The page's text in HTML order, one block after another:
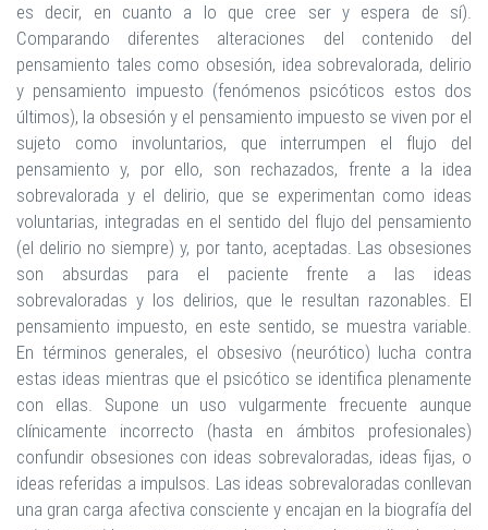
es decir, en cuanto a lo que cree ser y espera de sí).
Comparando diferentes alteraciones del contenido del
pensamiento tales como obsesión, idea sobrevalorada, delirio
y pensamiento impuesto (fenómenos psicóticos estos dos
últimos), la obsesión y el pensamiento impuesto se viven por el
sujeto como involuntarios, que interrumpen el flujo del
pensamiento y, por ello, son rechazados, frente a la idea
sobrevalorada y el delirio, que se experimentan como ideas
voluntarias, integradas en el sentido del flujo del pensamiento
(el delirio no siempre) y, por tanto, aceptadas. Las obsesiones
son absurdas para el paciente frente a las ideas
sobrevaloradas y los delirios, que le resultan razonables. El
pensamiento impuesto, en este sentido, se muestra variable.
En términos generales, el obsesivo (neurótico) lucha contra
estas ideas mientras que el psicótico se identifica plenamente
con ellas. Supone un uso vulgarmente frecuente aunque
clínicamente incorrecto (hasta en ámbitos profesionales)
confundir obsesiones con ideas sobrevaloradas, ideas fijas, o
ideas referidas a impulsos. Las ideas sobrevaloradas conllevan
una gran carga afectiva consciente y encajan en la biografía del